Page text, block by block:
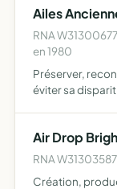
un perfe…
Ailes
RNA
en 1980
Préserver,
éviter sa
Air Drop
RNA
Création,